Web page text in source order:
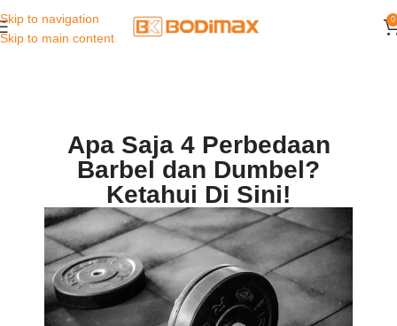
Skip to navigation
Skip to main content
0
Apa Saja 4 Perbedaan
Barbel dan Dumbel?
Ketahui Di Sini!